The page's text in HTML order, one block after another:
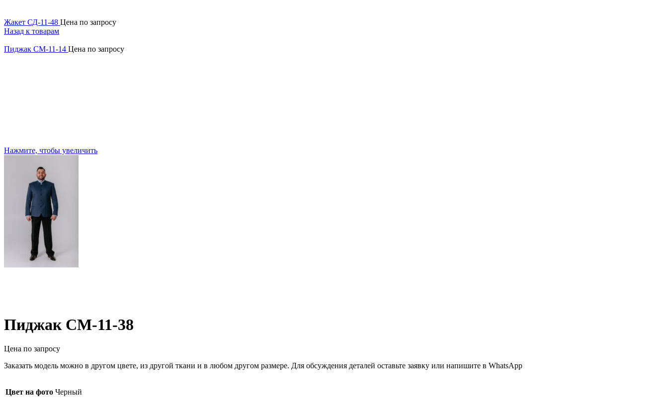
Жакет СД-11-48 Цена по запросу
Назад к товарам
Пиджак СМ-11-14 Цена по запросу
Нажмите, чтобы увеличить
Пиджак СМ-11-38
Цена по запросу
Заказать модель можно в другом цвете, из другой ткани и в любом другом размере. Для обсуждения деталей оставьте заявку или напишите в WhatsApp
Цвет на фото Черный